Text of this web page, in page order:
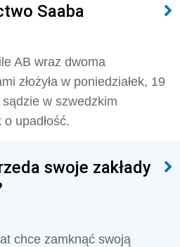
Saaba
AB wraz dwoma
złożyła w poniedziałek, 19
w szwedzkim
upadłość.
swoje zakłady
chce zamknąć swoją